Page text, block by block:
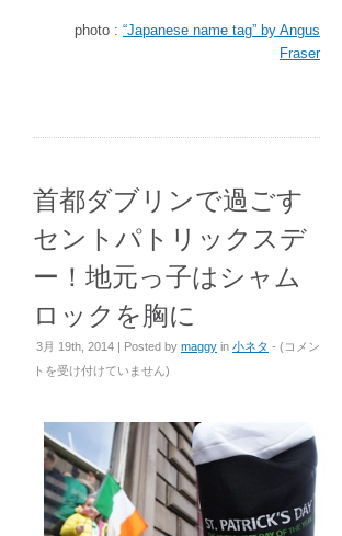
photo : “Japanese name tag” by Angus
Fraser
首都ダブリンで過ごす
セントパトリックスデ
ー！地元っ子はシャム
ロックを胸に
3月 19th, 2014 | Posted by maggy in 小ネタ - (首
過
ご
コメン
トを受け付けていません)